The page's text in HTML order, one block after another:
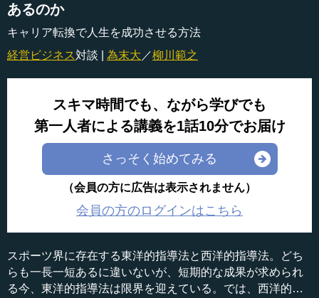
あるのか
キャリア転換で人生を成功させる方法
経営ビジネス対談 | 為末大 ／柳川範之
スキマ時間でも、ながら学びでも
第一人者による講義を1話10分でお届け
さっそく始めてみる
（会員の方に広告は表示されません）
会員の方のログインはこちら
スポーツ界に存在する東洋的指導法と西洋的指導法。どち
らも一長一短あるに違いないが、短期的な成果が求められ
る今、東洋的指導法は限界を迎えている。では、西洋的指